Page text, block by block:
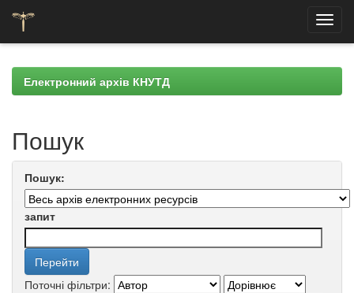
navigationЕлектронний архів КНУТД
Пошук
Пошук:
запит
Поточні фільтри: